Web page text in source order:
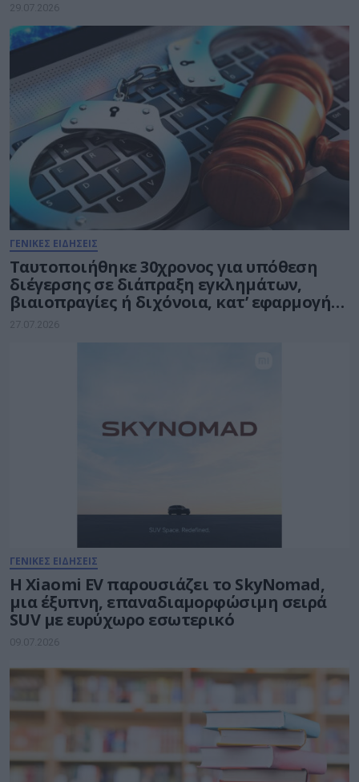
29.07.2026
ΓΕΝΙΚΕΣ ΕΙΔΗΣΕΙΣ
Ταυτοποιήθηκε 30χρονος για υπόθεση
διέγερσης σε διάπραξη εγκλημάτων,
βιαιοπραγίες ή διχόνοια, κατ’ εφαρμογή
της Ευρωπαϊκής Πράξης για τις Ψηφιακές
27.07.2026
ΓΕΝΙΚΕΣ ΕΙΔΗΣΕΙΣ
Η Xiaomi EV παρουσιάζει το SkyNomad,
μια έξυπνη, επαναδιαμορφώσιμη σειρά
SUV με ευρύχωρο εσωτερικό
09.07.2026